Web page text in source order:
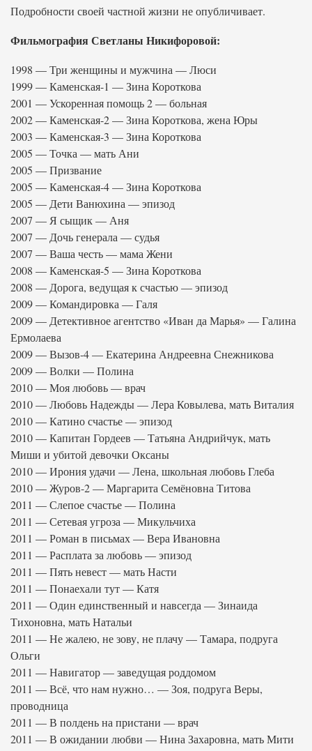
Подробности своей частной жизни не опубличивает.
Фильмография Светланы Никифоровой:
1998 — Три женщины и мужчина — Люси
1999 — Каменская-1 — Зина Короткова
2001 — Ускоренная помощь 2 — больная
2002 — Каменская-2 — Зина Короткова, жена Юры
2003 — Каменская-3 — Зина Короткова
2005 — Точка — мать Ани
2005 — Призвание
2005 — Каменская-4 — Зина Короткова
2005 — Дети Ванюхина — эпизод
2007 — Я сыщик — Аня
2007 — Дочь генерала — судья
2007 — Ваша честь — мама Жени
2008 — Каменская-5 — Зина Короткова
2008 — Дорога, ведущая к счастью — эпизод
2009 — Командировка — Галя
2009 — Детективное агентство «Иван да Марья» — Галина
Ермолаева
2009 — Вызов-4 — Екатерина Андреевна Снежникова
2009 — Волки — Полина
2010 — Моя любовь — врач
2010 — Любовь Надежды — Лера Ковылева, мать Виталия
2010 — Катино счастье — эпизод
2010 — Капитан Гордеев — Татьяна Андрийчук, мать
Миши и убитой девочки Оксаны
2010 — Ирония удачи — Лена, школьная любовь Глеба
2010 — Журов-2 — Маргарита Семёновна Титова
2011 — Слепое счастье — Полина
2011 — Сетевая угроза — Микульчиха
2011 — Роман в письмах — Вера Ивановна
2011 — Расплата за любовь — эпизод
2011 — Пять невест — мать Насти
2011 — Понаехали тут — Катя
2011 — Один единственный и навсегда — Зинаида
Тихоновна, мать Натальи
2011 — Не жалею, не зову, не плачу — Тамара, подруга
Ольги
2011 — Навигатор — заведущая роддомом
2011 — Всё, что нам нужно… — Зоя, подруга Веры,
проводница
2011 — В полдень на пристани — врач
2011 — В ожидании любви — Нина Захаровна, мать Мити